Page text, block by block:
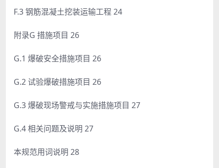
F.3 钢筋混凝土挖装运输工程 24
附录G 措施项目 26
G.1 爆破安全措施项目 26
G.2 试验爆破措施项目 26
G.3 爆破现场警戒与实施措施项目 27
G.4 相关问题及说明 27
本规范用词说明 28